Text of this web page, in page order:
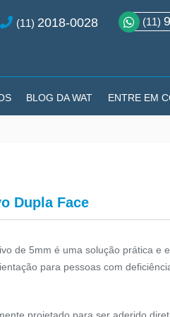
(11)
(11) 2018-0028
BLOG DA WAT ENTRE EM
Dupla Face
de 5mm é uma solução prática e
para pessoas com